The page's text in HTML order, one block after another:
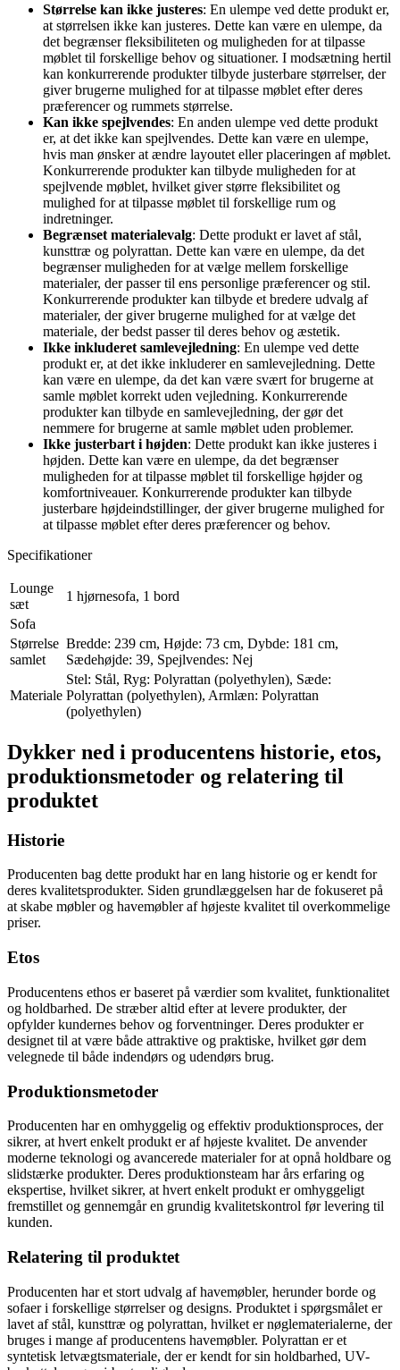
Størrelse kan ikke justeres: En ulempe ved dette produkt er,
at størrelsen ikke kan justeres. Dette kan være en ulempe, da
det begrænser fleksibiliteten og muligheden for at tilpasse
møblet til forskellige behov og situationer. I modsætning hertil
kan konkurrerende produkter tilbyde justerbare størrelser, der
giver brugerne mulighed for at tilpasse møblet efter deres
præferencer og rummets størrelse.
Kan ikke spejlvendes: En anden ulempe ved dette produkt
er, at det ikke kan spejlvendes. Dette kan være en ulempe,
hvis man ønsker at ændre layoutet eller placeringen af møblet.
Konkurrerende produkter kan tilbyde muligheden for at
spejlvende møblet, hvilket giver større fleksibilitet og
mulighed for at tilpasse møblet til forskellige rum og
indretninger.
Begrænset materialevalg: Dette produkt er lavet af stål,
kunsttræ og polyrattan. Dette kan være en ulempe, da det
begrænser muligheden for at vælge mellem forskellige
materialer, der passer til ens personlige præferencer og stil.
Konkurrerende produkter kan tilbyde et bredere udvalg af
materialer, der giver brugerne mulighed for at vælge det
materiale, der bedst passer til deres behov og æstetik.
Ikke inkluderet samlevejledning: En ulempe ved dette
produkt er, at det ikke inkluderer en samlevejledning. Dette
kan være en ulempe, da det kan være svært for brugerne at
samle møblet korrekt uden vejledning. Konkurrerende
produkter kan tilbyde en samlevejledning, der gør det
nemmere for brugerne at samle møblet uden problemer.
Ikke justerbart i højden: Dette produkt kan ikke justeres i
højden. Dette kan være en ulempe, da det begrænser
muligheden for at tilpasse møblet til forskellige højder og
komfortniveauer. Konkurrerende produkter kan tilbyde
justerbare højdeindstillinger, der giver brugerne mulighed for
at tilpasse møblet efter deres præferencer og behov.
Specifikationer
Lounge
sæt
1 hjørnesofa, 1 bord
Sofa
Størrelse
samlet
Bredde: 239 cm, Højde: 73 cm, Dybde: 181 cm,
Sædehøjde: 39, Spejlvendes: Nej
Materiale
Stel: Stål, Ryg: Polyrattan (polyethylen), Sæde:
Polyrattan (polyethylen), Armlæn: Polyrattan
(polyethylen)
Dykker ned i producentens historie, etos,
produktionsmetoder og relatering til
produktet
Historie
Producenten bag dette produkt har en lang historie og er kendt for
deres kvalitetsprodukter. Siden grundlæggelsen har de fokuseret på
at skabe møbler og havemøbler af højeste kvalitet til overkommelige
priser.
Etos
Producentens ethos er baseret på værdier som kvalitet, funktionalitet
og holdbarhed. De stræber altid efter at levere produkter, der
opfylder kundernes behov og forventninger. Deres produkter er
designet til at være både attraktive og praktiske, hvilket gør dem
velegnede til både indendørs og udendørs brug.
Produktionsmetoder
Producenten har en omhyggelig og effektiv produktionsproces, der
sikrer, at hvert enkelt produkt er af højeste kvalitet. De anvender
moderne teknologi og avancerede materialer for at opnå holdbare og
slidstærke produkter. Deres produktionsteam har års erfaring og
ekspertise, hvilket sikrer, at hvert enkelt produkt er omhyggeligt
fremstillet og gennemgår en grundig kvalitetskontrol før levering til
kunden.
Relatering til produktet
Producenten har et stort udvalg af havemøbler, herunder borde og
sofaer i forskellige størrelser og designs. Produktet i spørgsmålet er
lavet af stål, kunsttræ og polyrattan, hvilket er nøglematerialerne, der
bruges i mange af producentens havemøbler. Polyrattan er et
syntetisk letvægtsmateriale, der er kendt for sin holdbarhed, UV-